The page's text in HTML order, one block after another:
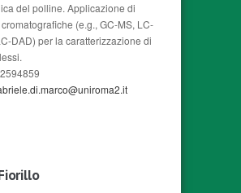
del polline. Applicazione di
(e.g., GC-MS, LC-
DAD) per la caratterizzazione di